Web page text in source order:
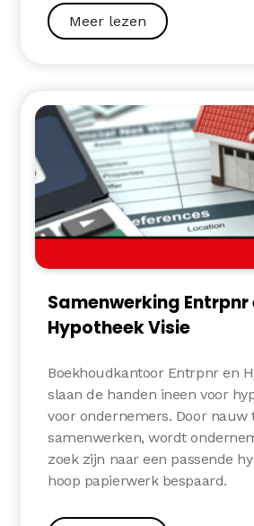
Meer lezen
Samenwerking Entrpnr
Hypotheek Visie
Boekhoudkantoor Entrpnr en
slaan de handen ineen voor
voor ondernemers. Door nauw
samenwerken, wordt
zoek zijn naar een passende
hoop papierwerk bespaard.